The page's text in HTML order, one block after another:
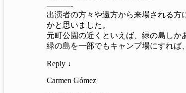
———-
出演者の方々や遠方から来場される
かと思いました。
元町公園の近くといえば、緑の島しか
緑の島を一部でもキャンプ場にすれば
Reply ↓
Carmen Gómez